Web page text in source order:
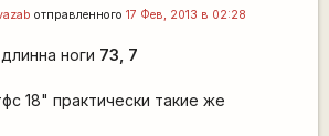
отправленного 17 Фев, 2013 в 02:28
ноги 73, 7
18" практически такие же